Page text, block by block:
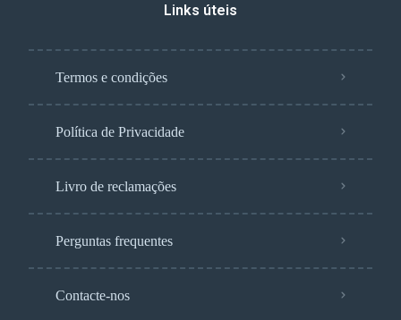
Links úteis
Termos e condições
Política de Privacidade
Livro de reclamações
Perguntas frequentes
Contacte-nos